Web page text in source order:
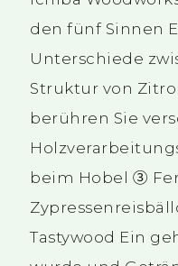
den fünf Sinnen
Unterschiede
Struktur von
berühren Sie
beim Hobel ③
Tastywood Ein